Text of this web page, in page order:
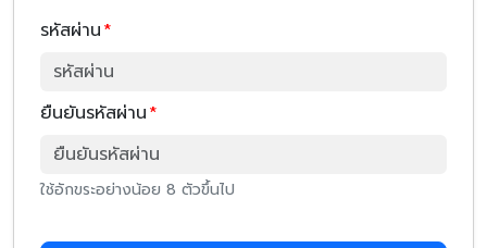
รหัสผ่าน*
ยืนยันรหัสผ่าน*
ใช้อักขระอย่างน้อย 8 ตัวขึ้นไป